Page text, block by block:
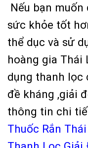
Nếu bạn
sức khỏe tốt
thể dục và sử
hoàng gia Thái
dụng thanh lọc
đề kháng ,giải
thông tin chi
Thuốc Rắn